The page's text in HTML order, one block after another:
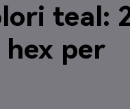
teal:
hex per